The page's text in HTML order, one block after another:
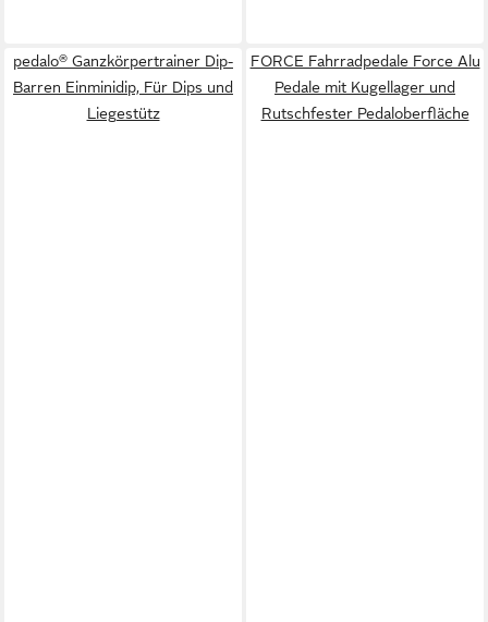
pedalo® Ganzkörpertrainer Dip-
Barren Einminidip, Für Dips und
Liegestütz
FORCE Fahrradpedale Force Alu
Pedale mit Kugellager und
Rutschfester Pedaloberfläche